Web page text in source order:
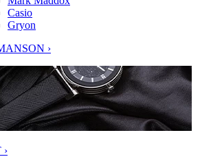
Casio
Gryon
›
›